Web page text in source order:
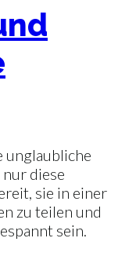
unglaubliche
diese
sie in einer
zu teilen und
sein.